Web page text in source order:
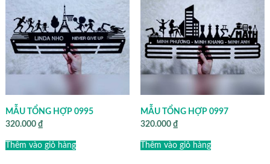
MẪU TỔNG HỢP 0995
320.000 ₫
Thêm vào giỏ hàng
MẪU TỔNG HỢP 0997
320.000 ₫
Thêm vào giỏ hàng